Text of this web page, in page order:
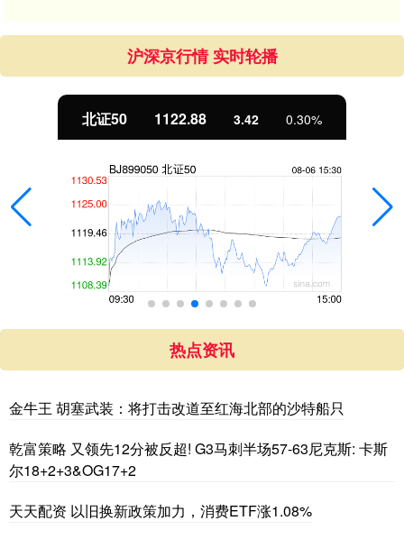
沪深京行情 实时轮播
北证50 1122.88 3.42 0.30%
热点资讯
金牛王 胡塞武装：将打击改道至红海北部的沙特船只
乾富策略 又领先12分被反超! G3马刺半场57-63尼克斯: 卡斯
尔18+2+3&OG17+2
天天配资 以旧换新政策加力，消费ETF涨1.08%